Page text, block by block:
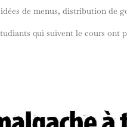
de menus, distribution de
qui suivent le cours ont